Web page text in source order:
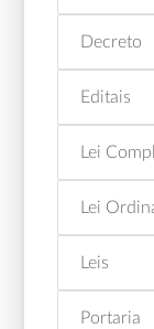
Decreto
Editais
Lei
Lei
Leis
Portaria